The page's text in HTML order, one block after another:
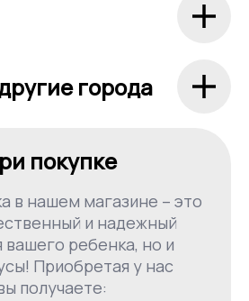
города
покупке
в нашем магазине – это
и надежный
вашего ребенка, но и
Приобретая у нас
получаете: